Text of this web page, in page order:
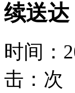
续送达
时间：
击： 次